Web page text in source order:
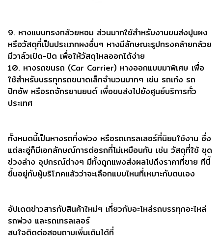
9. หางแบบทรงกล้วยหอม ส่วนมากใช้สำหรับงานขนส่งปูนผง
หรือวัสดุที่เป็นประเภทผงอื่นๆ หางมีลักษณะรูปทรงคล้ายกล้วย
มีวาล์วเปิด-ปิด เพื่อให้วัสดุไหลออกได้ง่าย
10. หางรถขนรถ (Car Carrier) หางออกแบบมาพิเศษ เพื่อ
ใช้สำหรับบรรทุกรถขนาดเล็กจำนวนมากๆ เช่น รถเก๋ง รถ
ปิกอัพ หรือรถจักรยานยนต์ เพื่อขนส่งไปยังศูนย์บริการทั่ว
ประเทศ
ทั้งหมดนี้เป็นหางรถกึ่งพ่วง หรือรถเทรลเลอร์ที่นิยมใช้งาน ซึ่ง
แต่ละอู่ก็มีเอกลักษณ์การต่อรถที่ไม่เหมือนกัน เช่น วัสดุที่ใช้ ชุด
ช่วงล่าง อุปกรณ์ต่างๆ มีทั้งถูกแพงส่งผลไปถึงราคาที่ขาย ทีนี้
ขึ้นอยู่กับผู้บริโภคแล้วว่าจะเลือกแบบไหนที่เหมาะกับตนเอง
อัปเดตข่าวสารกับสินค้าใหม่ๆ เกี่ยวกับอะไหล่รถบรรทุกอะไหล่
รถพ่วง และรถเทรลเลอร์
สนใจติดต่อสอบถามเพิ่มเติมได้ที่